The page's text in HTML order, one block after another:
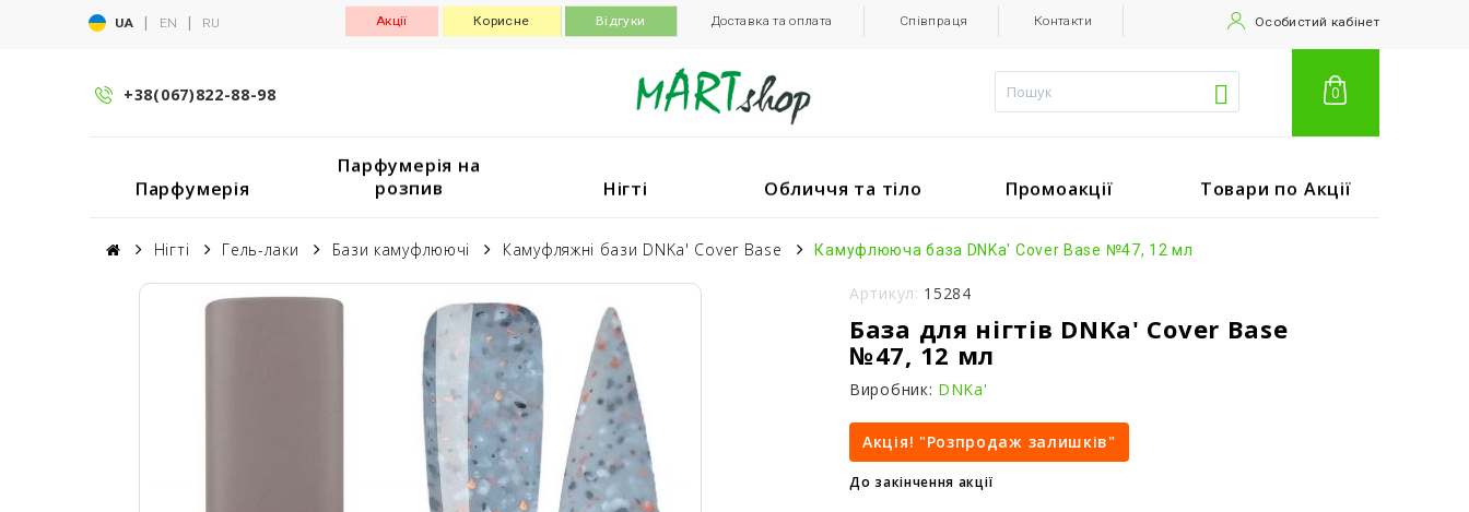
UA | EN | RU Акції Корисне Відгуки Доставка та оплата Співпраця Контакти Особистий кабінет
+38(067)822-88-98 0
Парфумерія
Парфумерія на
розпив
Нігті Обличчя та тіло Промоакції Товари по Акції
Нігті Гель-лаки Бази камуфлюючі Камуфляжні бази DNKa' Cover Base Камуфлююча база DNKa' Cover Base №47, 12 мл
Артикул: 15284
База для нігтів DNKa' Cover Base
№47, 12 мл
Виробник: DNKa'
Акція! "Розпродаж залишків"
До закінчення акції